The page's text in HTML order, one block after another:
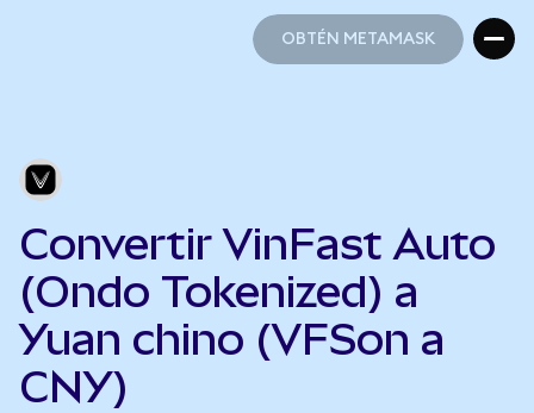
OBTÉN METAMASK
Convertir VinFast Auto
(Ondo Tokenized) a
Yuan chino (VFSon a
CNY)